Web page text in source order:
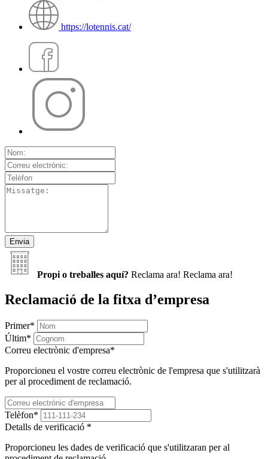
https://lotennis.cat/
Propi o treballes aquí? Reclama ara! Reclama ara!
Reclamació de la fitxa d’empresa
Primer*
Últim*
Correu electrònic d'empresa*
Proporcioneu el vostre correu electrònic de l'empresa que s'utilitzarà
per al procediment de reclamació.
Telèfon*
Detalls de verificació *
Proporcioneu les dades de verificació que s'utilitzaran per al